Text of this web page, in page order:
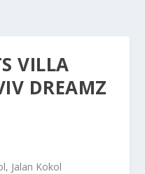
VILLA
DREAMZ
Jalan Kokol